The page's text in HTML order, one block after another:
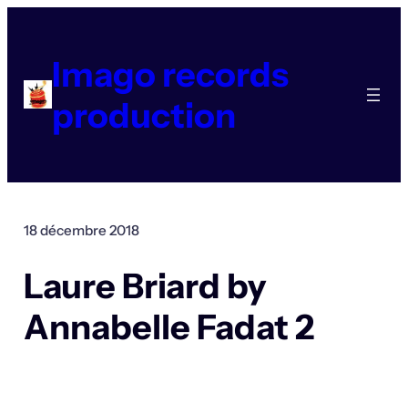
contenuImago records
production
18 décembre 2018
Laure Briard by
Annabelle Fadat 2